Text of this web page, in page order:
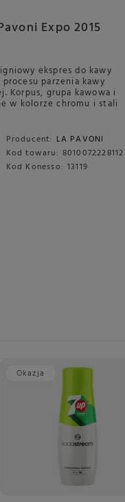
Expo 2015
ekspres do kawy
parzenia kawy
Korpus, grupa kawowa i
w kolorze chromu i stali
Producent: LA PAVONI
Kod towaru: 8010072228112
Kod Konesso: 13119
Okazja